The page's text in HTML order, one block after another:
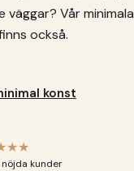
Vår minimala
också.
konst
nöjda kunder